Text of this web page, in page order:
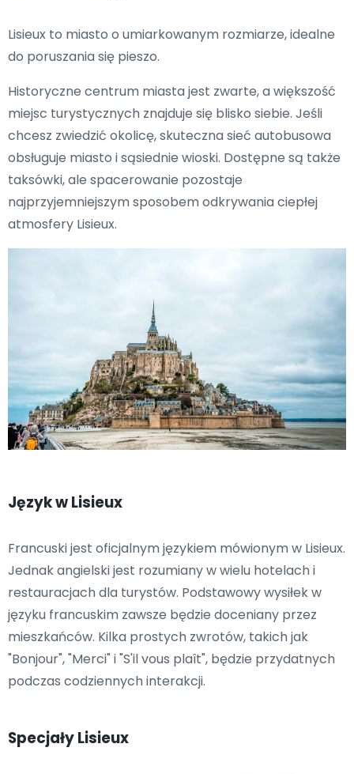
Lisieux to miasto o umiarkowanym rozmiarze, idealne
do poruszania się pieszo.
Historyczne centrum miasta jest zwarte, a większość
miejsc turystycznych znajduje się blisko siebie. Jeśli
chcesz zwiedzić okolicę, skuteczna sieć autobusowa
obsługuje miasto i sąsiednie wioski. Dostępne są także
taksówki, ale spacerowanie pozostaje
najprzyjemniejszym sposobem odkrywania ciepłej
atmosfery Lisieux.
Język w Lisieux
Francuski jest oficjalnym językiem mówionym w Lisieux.
Jednak angielski jest rozumiany w wielu hotelach i
restauracjach dla turystów. Podstawowy wysiłek w
języku francuskim zawsze będzie doceniany przez
mieszkańców. Kilka prostych zwrotów, takich jak
"Bonjour", "Merci" i "S'il vous plaît", będzie przydatnych
podczas codziennych interakcji.
Specjały Lisieux